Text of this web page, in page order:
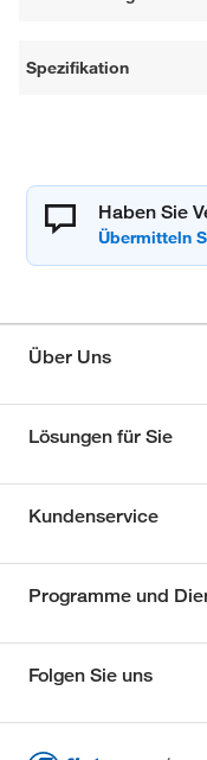
Spezifikation
Haben Sie
Über Uns
Lösungen für Sie
Kundenservice
Programme und
Folgen Sie uns